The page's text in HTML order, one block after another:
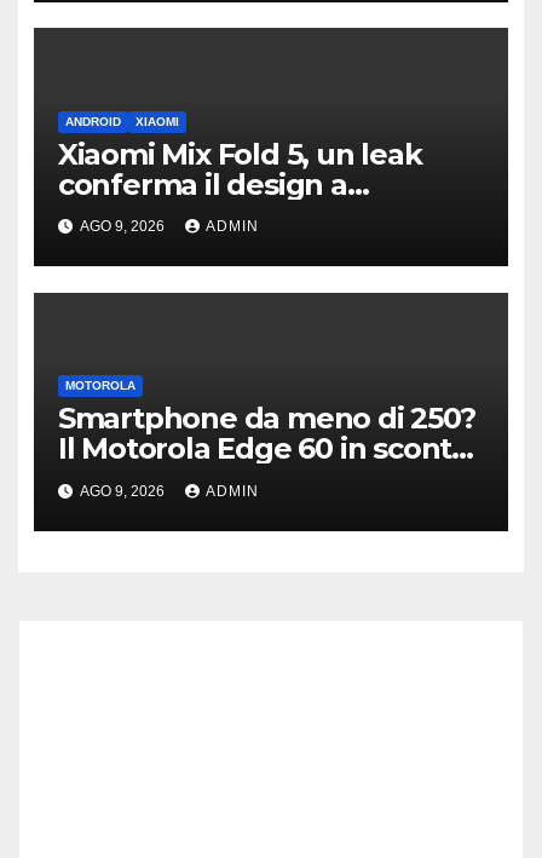
ANDROID XIAOMI
Xiaomi Mix Fold 5, un leak
conferma il design a
passaporto e HyperOS 4
AGO 9, 2026 ADMIN
MOTOROLA
Smartphone da meno di 250?
Il Motorola Edge 60 in sconto
su Amazon è il modello giusto
AGO 9, 2026 ADMIN